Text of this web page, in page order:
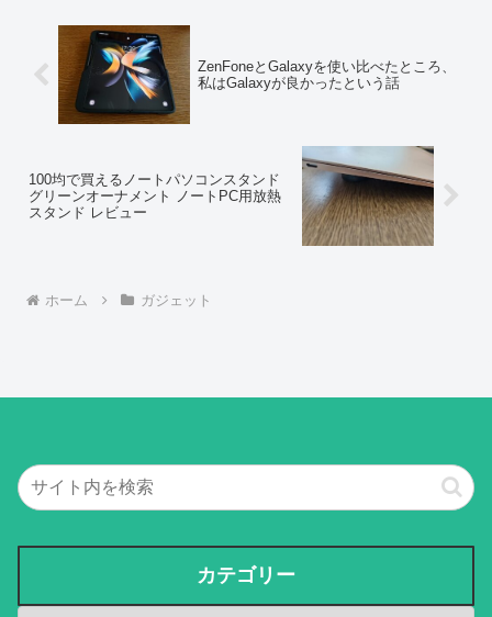
ZenFoneとGalaxyを使い比べたところ、
私はGalaxyが良かったという話
100均で買えるノートパソコンスタンド
グリーンオーナメント ノートPC用放熱
スタンド レビュー
ホーム ガジェット
カテゴリー